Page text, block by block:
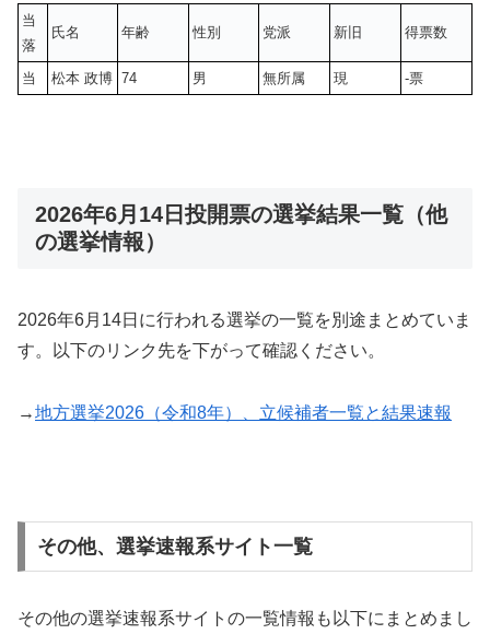
当
落
氏名 年齢 性別 党派 新旧 得票数
当 松本 政博 74 男 無所属 現 -票
2026年6月14日投開票の選挙結果一覧（他
の選挙情報）
2026年6月14日に行われる選挙の一覧を別途まとめていま
す。以下のリンク先を下がって確認ください。
→地方選挙2026（令和8年）、立候補者一覧と結果速報
その他、選挙速報系サイト一覧
その他の選挙速報系サイトの一覧情報も以下にまとめまし